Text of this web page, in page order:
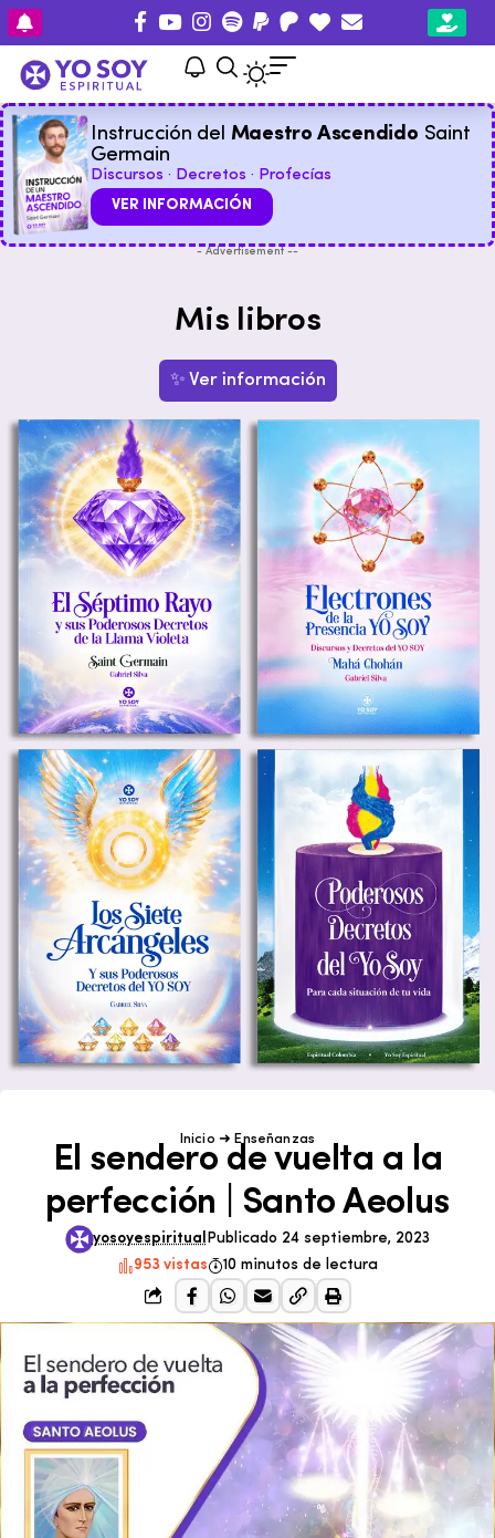
Instrucción del Maestro Ascendido Saint
Germain
Discursos · Decretos · Profecías
VER INFORMACIÓN
- Advertisement --
Mis libros
✨ Ver información
Inicio ➜ Enseñanzas
El sendero de vuelta a la
perfección | Santo Aeolus
yosoyespiritual Publicado 24 septiembre, 2023
953 vistas
10 minutos de lectura